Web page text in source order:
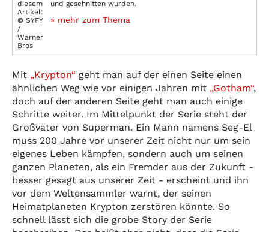
diesem
Artikel:
© SYFY
/
Warner
Bros
und geschnitten wurden.
» mehr zum Thema
Mit „Krypton“ geht man auf der einen Seite einen
ähnlichen Weg wie vor einigen Jahren mit „Gotham“,
doch auf der anderen Seite geht man auch einige
Schritte weiter. Im Mittelpunkt der Serie steht der
Großvater von Superman. Ein Mann namens Seg-El
muss 200 Jahre vor unserer Zeit nicht nur um sein
eigenes Leben kämpfen, sondern auch um seinen
ganzen Planeten, als ein Fremder aus der Zukunft -
besser gesagt aus unserer Zeit - erscheint und ihn
vor dem Weltensammler warnt, der seinen
Heimatplaneten Krypton zerstören könnte. So
schnell lässt sich die grobe Story der Serie